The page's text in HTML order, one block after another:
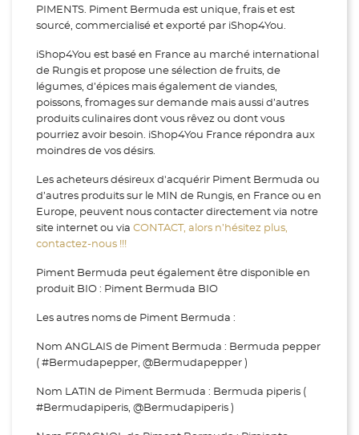
PIMENTS. Piment Bermuda est unique, frais et est
sourcé, commercialisé et exporté par iShop4You.
iShop4You est basé en France au marché international
de Rungis et propose une sélection de fruits, de
légumes, d’épices mais également de viandes,
poissons, fromages sur demande mais aussi d’autres
produits culinaires dont vous rêvez ou dont vous
pourriez avoir besoin. iShop4You France répondra aux
moindres de vos désirs.
Les acheteurs désireux d'acquérir Piment Bermuda ou
d’autres produits sur le MIN de Rungis, en France ou en
Europe, peuvent nous contacter directement via notre
site internet ou via CONTACT, alors n’hésitez plus,
contactez-nous !!!
Piment Bermuda peut également être disponible en
produit BIO : Piment Bermuda BIO
Les autres noms de Piment Bermuda :
Nom ANGLAIS de Piment Bermuda : Bermuda pepper
( #Bermudapepper, @Bermudapepper )
Nom LATIN de Piment Bermuda : Bermuda piperis (
#Bermudapiperis, @Bermudapiperis )